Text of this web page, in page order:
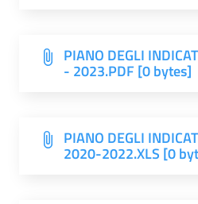
PIANO DEGLI
- 2023.PDF [0 bytes]
PIANO DEGLI
2020-2022.XLS [0